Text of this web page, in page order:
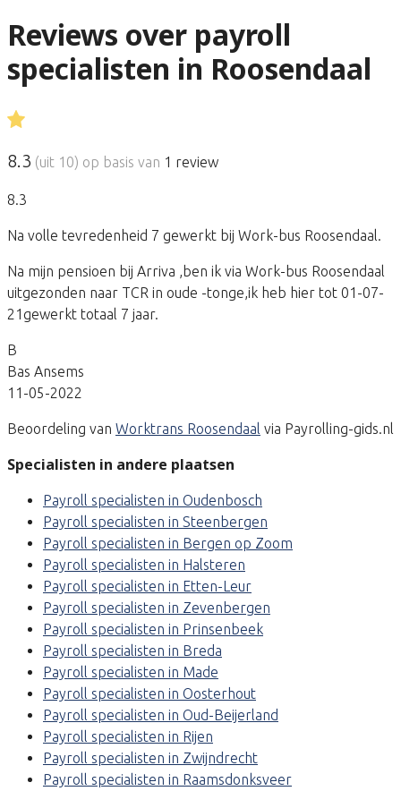
Reviews over payroll
specialisten in Roosendaal
8.3 (uit 10) op basis van 1 review
8.3
Na volle tevredenheid 7 gewerkt bij Work-bus Roosendaal.
Na mijn pensioen bij Arriva ,ben ik via Work-bus Roosendaal
uitgezonden naar TCR in oude -tonge,ik heb hier tot 01-07-
21gewerkt totaal 7 jaar.
B
Bas Ansems
11-05-2022
Beoordeling van Worktrans Roosendaal via Payrolling-gids.nl
Specialisten in andere plaatsen
Payroll specialisten in Oudenbosch
Payroll specialisten in Steenbergen
Payroll specialisten in Bergen op Zoom
Payroll specialisten in Halsteren
Payroll specialisten in Etten-Leur
Payroll specialisten in Zevenbergen
Payroll specialisten in Prinsenbeek
Payroll specialisten in Breda
Payroll specialisten in Made
Payroll specialisten in Oosterhout
Payroll specialisten in Oud-Beijerland
Payroll specialisten in Rijen
Payroll specialisten in Zwijndrecht
Payroll specialisten in Raamsdonksveer